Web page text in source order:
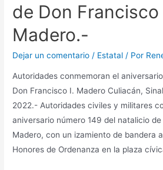
de Don Francisco
Madero.-
Dejar un comentario / Estatal / Por
Autoridades conmemoran el
Don Francisco I. Madero Culiacán,
2022.- Autoridades civiles y militares
aniversario número 149 del natalicio
Madero, con un izamiento de bandera
Honores de Ordenanza en la plaza